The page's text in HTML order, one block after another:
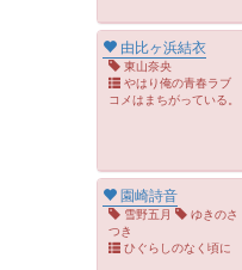
由比ヶ浜結衣
東山奈央
やはり俺の青春ラブ
コメはまちがっている。
園崎詩音
雪野五月
ゆきのさ
つき
ひぐらしのなく頃に